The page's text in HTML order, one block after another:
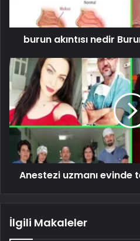
burun akıntısı nedir
Anestezi uzmanı evinde
İlgili Makaleler